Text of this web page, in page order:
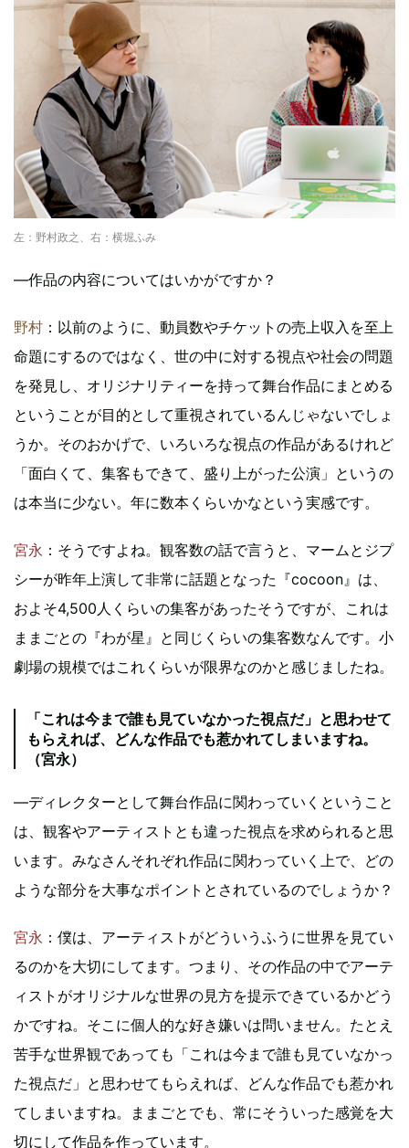
左：野村政之、右：横堀ふみ
―作品の内容についてはいかがですか？
野村 ：以前のように、動員数やチケットの売上収入を至上
命題にするのではなく、世の中に対する視点や社会の問題
を発見し、オリジナリティーを持って舞台作品にまとめる
ということが目的として重視されているんじゃないでしょ
うか。そのおかげで、いろいろな視点の作品があるけれど
「面白くて、集客もできて、盛り上がった公演」というの
は本当に少ない。年に数本くらいかなという実感です。
宮永 ：そうですよね。観客数の話で言うと、マームとジプ
シーが昨年上演して非常に話題となった『cocoon』は、
およそ4,500人くらいの集客があったそうですが、これは
ままごとの『わが星』と同じくらいの集客数なんです。小
劇場の規模ではこれくらいが限界なのかと感じましたね。
「これは今まで誰も見ていなかった視点だ」と思わせて
もらえれば、どんな作品でも惹かれてしまいますね。
（宮永）
―ディレクターとして舞台作品に関わっていくということ
は、観客やアーティストとも違った視点を求められると思
います。みなさんそれぞれ作品に関わっていく上で、どの
ような部分を大事なポイントとされているのでしょうか？
宮永 ：僕は、アーティストがどういうふうに世界を見てい
るのかを大切にしてます。つまり、その作品の中でアーテ
ィストがオリジナルな世界の見方を提示できているかどう
かですね。そこに個人的な好き嫌いは問いません。たとえ
苦手な世界観であっても「これは今まで誰も見ていなかっ
た視点だ」と思わせてもらえれば、どんな作品でも惹かれ
てしまいますね。ままごとでも、常にそういった感覚を大
切にして作品を作っています。